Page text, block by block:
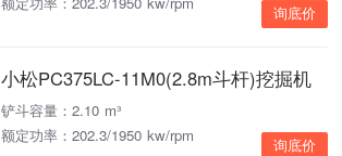
询底价
小松PC375LC-11M0(2.8m斗杆)挖掘机
铲斗容量：2.10 m³
额定功率：202.3/1950 kw/rpm
询底价